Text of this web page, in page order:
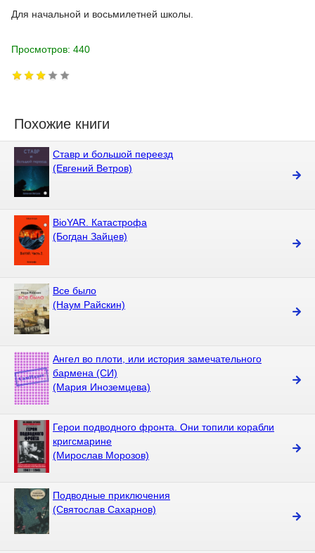
Для начальной и восьмилетней школы.
Просмотров: 440
Похожие книги
Ставр и большой переезд
(Евгений Ветров)
BioYAR. Катастрофа
(Богдан Зайцев)
Все было
(Наум Райскин)
Ангел во плоти, или история замечательного
бармена (СИ)
(Мария Иноземцева)
Герои подводного фронта. Они топили корабли
кригсмарине
(Мирослав Морозов)
Подводные приключения
(Святослав Сахарнов)